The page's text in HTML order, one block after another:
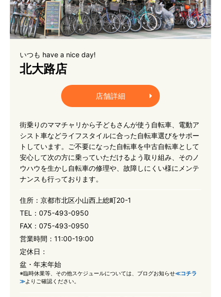
いつも have a nice day!
北大路店
店舗詳細
街乗りのママチャリから子どもさんが使う自転車、電動ア
シスト車などライフスタイルに合った自転車選びをサポー
トしています。ご不要になった自転車を中古自転車として
安心して次の方に乗っていただけるよう取り組み、そのノ
ウハウを生かし自転車の修理や、故障しにくい様にメンテ
ナンスも行っております。
住所： 京都市北区小山西上総町20-1
TEL： 075-493-0950
FAX： 075-493-0950
営業時間： 11:00-19:00
定休日：
盆・年末年始
※臨時休業等、その他スケジュールについては、ブログお知らせ≪コチラ
≫よりご確認ください。